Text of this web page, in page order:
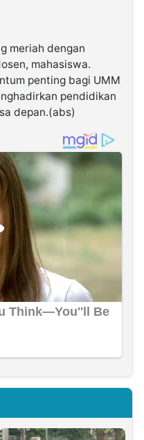
meriah dengan
mahasiswa.
penting bagi UMM
pendidikan
depan.(abs)